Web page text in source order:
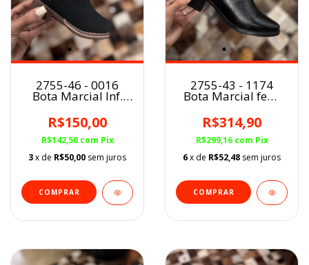
2755-46 - 0016
Bota Marcial Inf.
R$150,00
R$142,50 com Pix
3x de R$50,00 sem juros
COMPRAR
2755-43 - 1174
Bota Marcial fem.
R$314,90
R$299,16 com Pix
6x de R$52,48 sem juros
COMPRAR